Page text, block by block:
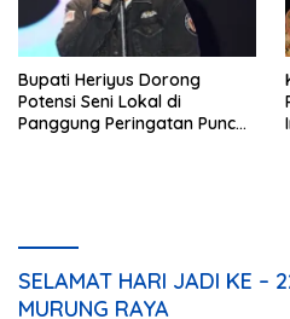
Bupati Heriyus Dorong
Potensi Seni Lokal di
Panggung Peringatan Puncak
SELAMAT HARI JADI KE –
MURUNG RAYA